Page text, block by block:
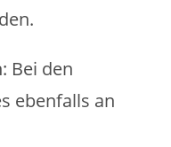
Bei den
ebenfalls an